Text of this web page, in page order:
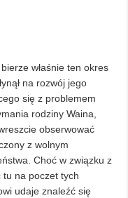
właśnie ten okres
na rozwój jego
się z problemem
rodziny Waina,
obserwować
z wolnym
Choć w związku z
tu na poczet tych
udaje znaleźć się